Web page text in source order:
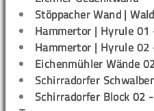
Stöppacher Wand |
Hammertor | Hyrule
Hammertor | Hyrule
Eichenmühler Wände
Schirradorfer
Schirradorfer Block 02